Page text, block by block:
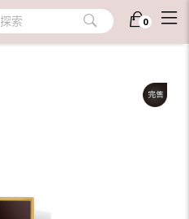
探索 0
粉底 (液/餅/條/霜/粉盒)